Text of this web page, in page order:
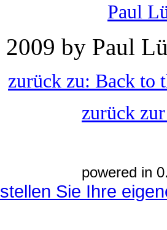
Paul
by Paul
zurück zu: Back to
zurück
powered in
Sie Ihre